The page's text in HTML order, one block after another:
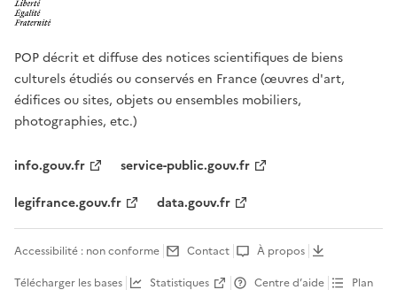
POP décrit et diffuse des notices scientifiques de biens
culturels étudiés ou conservés en France (œuvres d'art,
édifices ou sites, objets ou ensembles mobiliers,
photographies, etc.)
info.gouv.fr
service-public.gouv.fr
legifrance.gouv.fr
data.gouv.fr
Accessibilité : non conforme Contact
À propos
Télécharger les bases
Statistiques Centre d’aide Plan